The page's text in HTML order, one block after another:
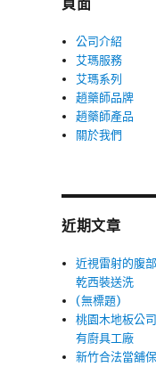
頁面
公司介紹
艾瑪服務
艾瑪系列
趙藥師品牌
趙藥師產品
關於我們
近期文章
近視雷射的腹
乾西裝送洗
(無標題)
桃園木地板公
有廚具工廠
新竹合法當舖